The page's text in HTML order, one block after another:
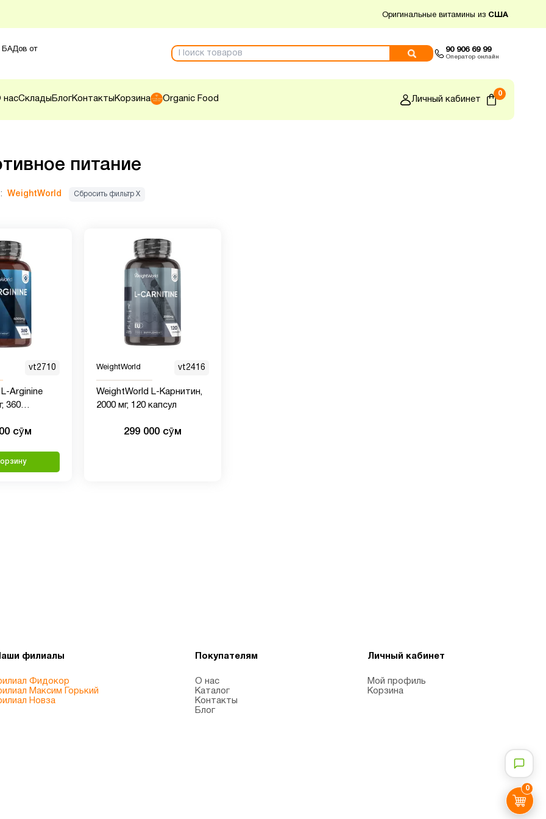
Оригинальные витамины из США
БАДов от 90 906 69 99
Оператор онлайн
насСклады БлогКонтакты Корзина Organic Food Личный кабинет
0
0
питание
WeightWorld Сбросить фильтр Х
vt2710
Arginine
360
сӯм
WeightWorld vt2416
WeightWorld L-Карнитин,
2000 мг, 120 капсул
299 000 сӯм
филиалы
Фидокор
Максим Горький
Новза
Покупателям
О нас
Каталог
Контакты
Блог
Личный кабинет
Мой профиль
Корзина